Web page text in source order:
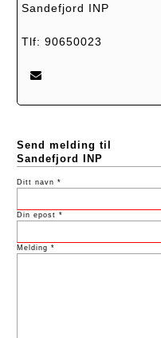
Sandefjord INP
Tlf: 90650023
Send melding til
Sandefjord INP
Ditt navn *
Din epost *
Melding *